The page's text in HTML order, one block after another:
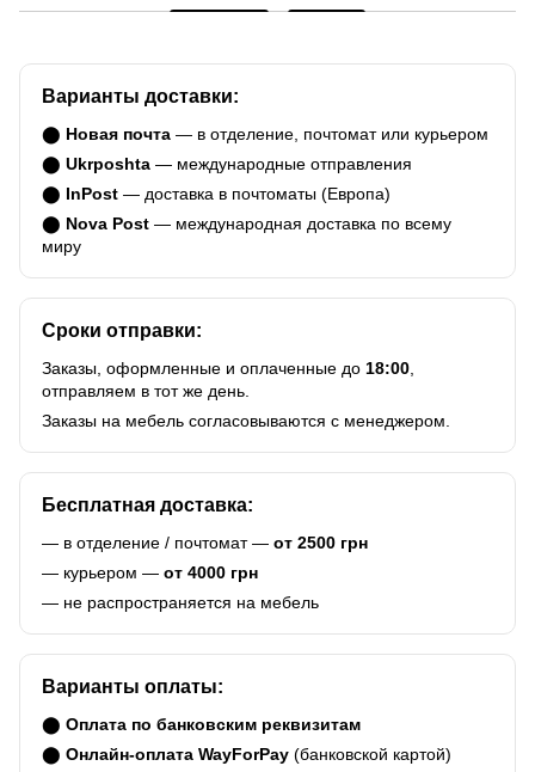
Варианты доставки:
⬤ Новая почта — в отделение, почтомат или курьером
⬤ Ukrposhta — международные отправления
⬤ InPost — доставка в почтоматы (Европа)
⬤ Nova Post — международная доставка по всему
миру
Сроки отправки:
Заказы, оформленные и оплаченные до 18:00
отправляем в тот же день.
Заказы на мебель согласовываются с менеджером.
Бесплатная доставка:
— в отделение / почтомат — от 2500 грн
— курьером — от 4000 грн
— не распространяется на мебель
Варианты оплаты:
⬤ Оплата по банковским реквизитам
⬤ Онлайн-оплата WayForPay (банковской картой)